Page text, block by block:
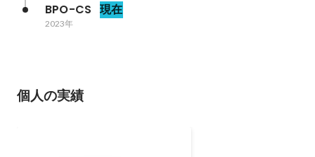
BPO-CS 現在
2023年
個人の実績